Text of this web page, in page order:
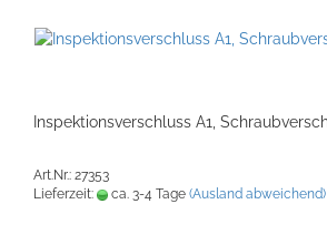
Inspektionsverschluss A1,
Art.Nr.: 27353
Lieferzeit:
ca. 3-4 Tage (Ausland abweichend)